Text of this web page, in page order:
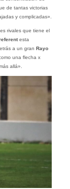
de tantas victorias
y complicadas».
rivales que tiene el
esta
a un gran Rayo
una flecha x
allá».